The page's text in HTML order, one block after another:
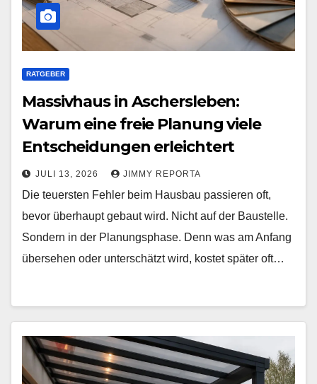
RATGEBER
Massivhaus in Aschersleben:
Warum eine freie Planung viele
Entscheidungen erleichtert
JULI 13, 2026 JIMMY REPORTA
Die teuersten Fehler beim Hausbau passieren oft,
bevor überhaupt gebaut wird. Nicht auf der Baustelle.
Sondern in der Planungsphase. Denn was am Anfang
übersehen oder unterschätzt wird, kostet später oft…